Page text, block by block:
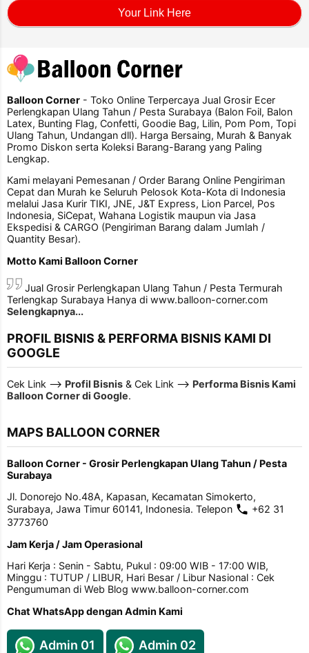
Your Link Here
Balloon Corner - Toko Online Terpercaya Jual Grosir Ecer
Perlengkapan Ulang Tahun / Pesta Surabaya (Balon Foil, Balon
Latex, Bunting Flag, Confetti, Goodie Bag, Lilin, Pom Pom, Topi
Ulang Tahun, Undangan dll). Harga Bersaing, Murah & Banyak
Promo Diskon serta Koleksi Barang-Barang yang Paling
Lengkap.
Kami melayani Pemesanan / Order Barang Online Pengiriman
Cepat dan Murah ke Seluruh Pelosok Kota-Kota di Indonesia
melalui Jasa Kurir TIKI, JNE, J&T Express, Lion Parcel, Pos
Indonesia, SiCepat, Wahana Logistik maupun via Jasa
Ekspedisi & CARGO (Pengiriman Barang dalam Jumlah /
Quantity Besar).
Motto Kami Balloon Corner
Jual Grosir Perlengkapan Ulang Tahun / Pesta Termurah
Terlengkap Surabaya Hanya di www.balloon-corner.com
Selengkapnya...
PROFIL BISNIS & PERFORMA BISNIS KAMI DI
GOOGLE
Cek Link --> Profil Bisnis & Cek Link --> Performa Bisnis Kami
Balloon Corner di Google.
MAPS BALLOON CORNER
Balloon Corner - Grosir Perlengkapan Ulang Tahun / Pesta
Surabaya
Jl. Donorejo No.48A, Kapasan, Kecamatan Simokerto,
Surabaya, Jawa Timur 60141, Indonesia. Telepon
+62 31
3773760
Jam Kerja / Jam Operasional
Hari Kerja : Senin - Sabtu, Pukul : 09:00 WIB - 17:00 WIB,
Minggu : TUTUP / LIBUR, Hari Besar / Libur Nasional : Cek
Pengumuman di Web Blog www.balloon-corner.com
Chat WhatsApp dengan Admin Kami
Admin 01 Admin 02